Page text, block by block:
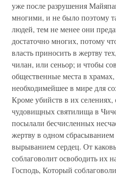
уже после разрушения
многими, и не было поэтому
людей, тем не менее они
достаточно многих, потому
власть приносить в жертву
чилан, или сеньор; и чтобы
общественные места в
необходимейшее в мире для
Кроме убийств в их
чудовищных святилища в
посылали бесчисленных
жертву в одном
вырыванием сердец. От
соблаговолит освободить их
Господь, Который